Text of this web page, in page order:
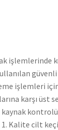
işlemlerinde
işlemleri için
karşı üst
kaynak
1. Kalite cilt